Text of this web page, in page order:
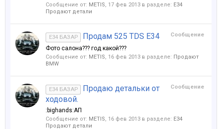
Сообщение от: METIS, 17 фев 2013 в разделе: Е34
Продают детали
Сообщение
E34 БАЗАР Продам 525 TDS E34
Фото салона??? год какой???
Сообщение от: METIS, 16 фев 2013 в разделе: Продают
BMW
Сообщение
E34 БАЗАР
Продаю детальки от
ходовой.
:bighands:АП
Сообщение от: METIS, 16 фев 2013 в разделе: Е34
Продают детали